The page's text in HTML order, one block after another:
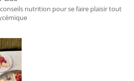
nutrition pour se faire plaisir tout